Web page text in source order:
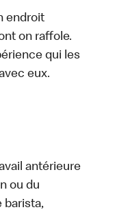
endroit
on raffole.
qui les
eux.
antérieure
ou du
barista,